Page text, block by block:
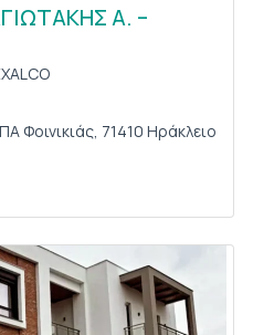
Α. –
Φοινικιάς, 71410 Ηράκλειο